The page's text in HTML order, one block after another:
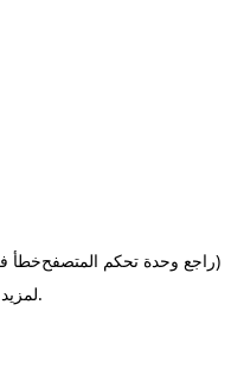
خطأ(راجع وحدة تحكم المتصفح
.